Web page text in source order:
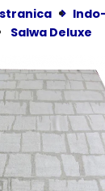
Salwa Deluxe